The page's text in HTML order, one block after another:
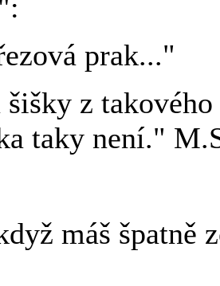
prak..."
z
taky není."
máš špatně